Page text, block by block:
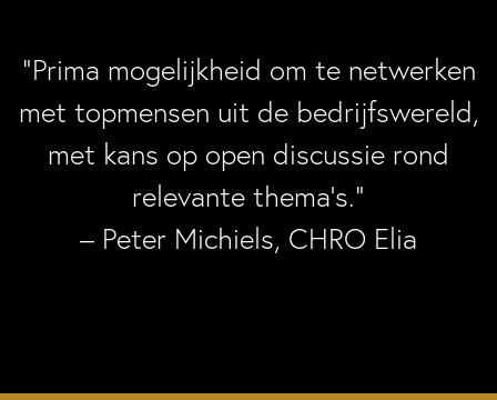
“Prima mogelijkheid om te netwerken
met topmensen uit de bedrijfswereld,
met kans op open discussie rond
relevante thema’s.”
– Peter Michiels, CHRO Elia